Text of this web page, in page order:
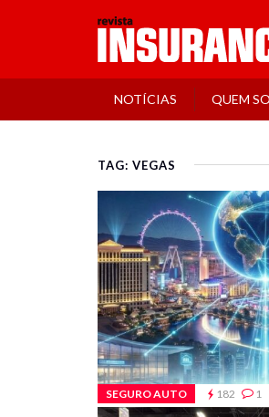
NOTÍCIAS QUEM
TAG: VEGAS
SEGURO AUTO 182 1